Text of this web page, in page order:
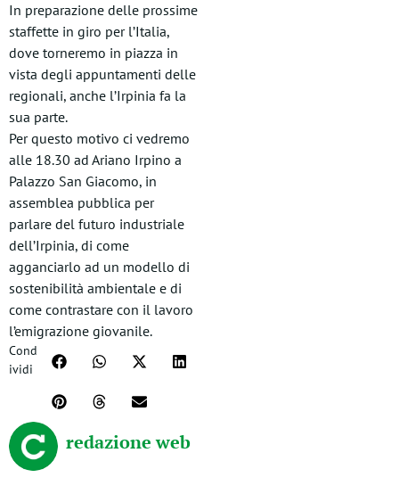
In preparazione delle prossime
staffette in giro per l’Italia,
dove torneremo in piazza in
vista degli appuntamenti delle
regionali, anche l’Irpinia fa la
sua parte.
Per questo motivo ci vedremo
alle 18.30 ad Ariano Irpino a
Palazzo San Giacomo, in
assemblea pubblica per
parlare del futuro industriale
dell’Irpinia, di come
agganciarlo ad un modello di
sostenibilità ambientale e di
come contrastare con il lavoro
l’emigrazione giovanile.
Cond
ividi
redazione web